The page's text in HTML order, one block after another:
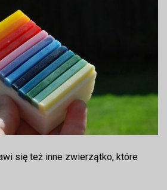
się też inne zwierzątko, które